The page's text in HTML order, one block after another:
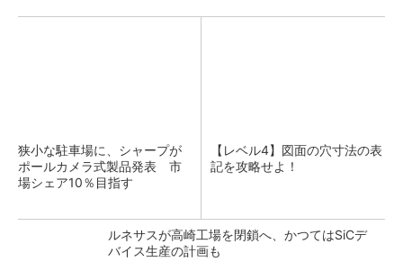
狭小な駐車場に、シャープが
ポールカメラ式製品発表 市
場シェア10％目指す
【レベル4】図面の穴寸法の表
記を攻略せよ！
ルネサスが高崎工場を閉鎖へ、かつてはSiCデ
バイス生産の計画も